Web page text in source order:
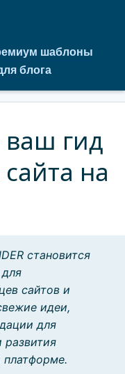
шаблоны
блога
ваш гид
на
становится
сайтов и
идеи,
для
развития
платформе.